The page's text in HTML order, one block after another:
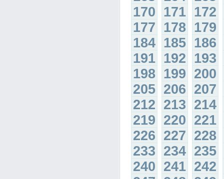
170 171 172
177 178 179
184 185 186
191 192 193
198 199 200
205 206 207
212 213 214
219 220 221
226 227 228
233 234 235
240 241 242